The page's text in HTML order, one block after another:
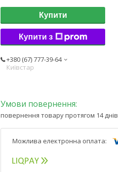
Купити
Купити з
+380 (67) 777-39-64
Київстар
повернення товару протягом 14 днів